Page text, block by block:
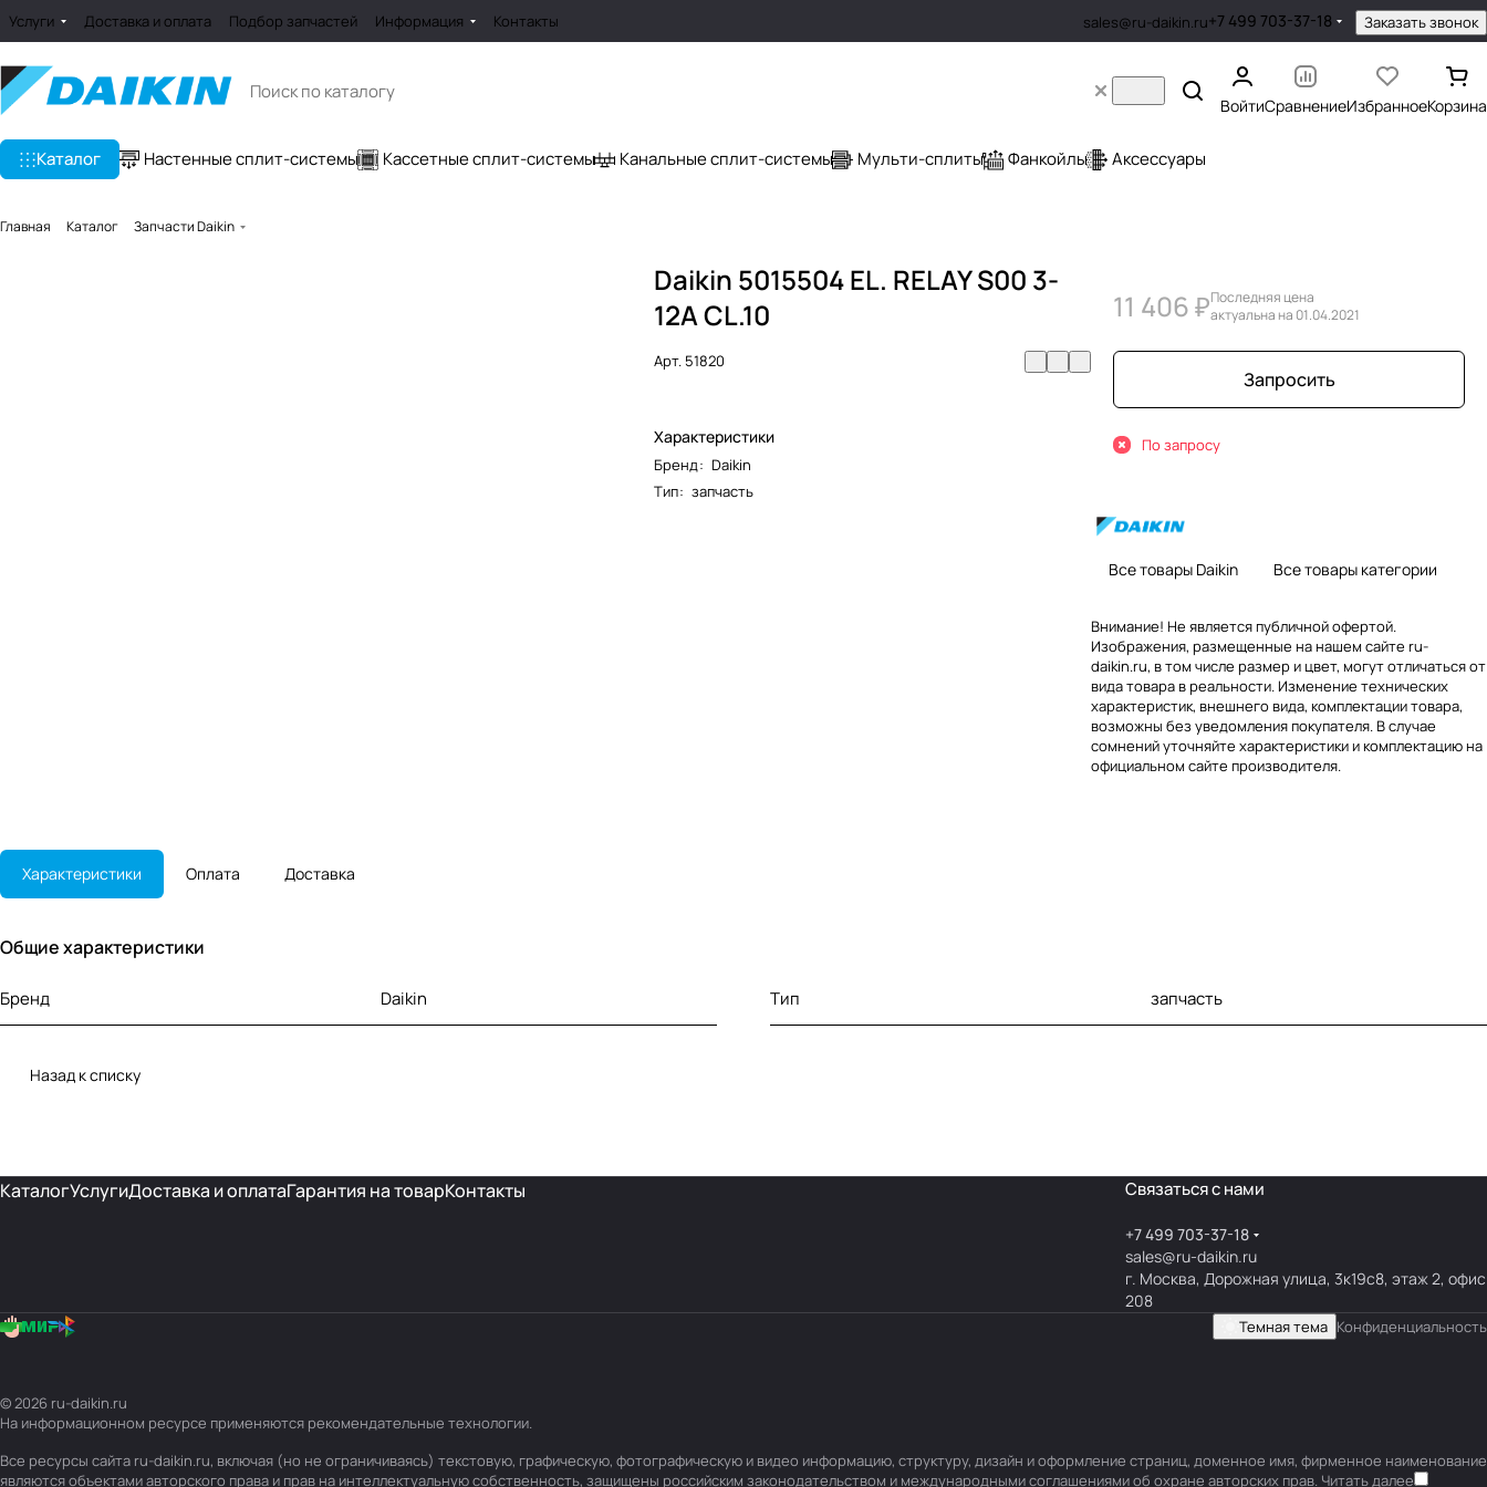
Услуги Доставка и оплата Подбор запчастей Информация Контакты sales@ru-daikin.ru+7 499 703-37-18 Заказать звонок
ВойтиСравнениеИзбранноеКорзина
Каталог Настенные сплит-системы Кассетные сплит-системы Канальные сплит-системы Мульти-сплиты Фанкойлы Аксессуары
Главная Каталог Запчасти Daikin
Daikin 5015504 EL. RELAY S00 3-
12A CL.10
Арт. 51820
Характеристики
Бренд: Daikin
Тип: запчасть
11 406 ₽Последняя цена
актуальна на 01.04.2021
Запросить
По запросу
Все товары Daikin Все товары категории
Внимание! Не является публичной офертой.
Изображения, размещенные на нашем сайте ru-
daikin.ru, в том числе размер и цвет, могут отличаться от
вида товара в реальности. Изменение технических
характеристик, внешнего вида, комплектации товара,
возможны без уведомления покупателя. В случае
сомнений уточняйте характеристики и комплектацию на
официальном сайте производителя.
Характеристики Оплата Доставка
Общие характеристики
Бренд Daikin Тип запчасть
Назад к списку
КаталогУслугиДоставка и оплатаГарантия на товарКонтакты Связаться с нами
+7 499 703-37-18
sales@ru-daikin.ru
г. Москва, Дорожная улица, 3к19с8, этаж 2, офис
208
Темная тема Конфиденциальность
© 2026 ru-daikin.ru
На информационном ресурсе применяются рекомендательные технологии.
Все ресурсы сайта ru-daikin.ru, включая (но не ограничиваясь) текстовую, графическую, фотографическую и видео информацию, структуру, дизайн и оформление страниц, доменное имя, фирменное наименование
являются объектами авторского права и прав на интеллектуальную собственность, защищены российским законодательством и международными соглашениями об охране авторских прав. Читать далее